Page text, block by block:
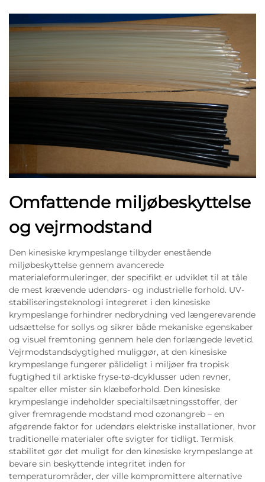
Omfattende miljøbeskyttelse
og vejrmodstand
Den kinesiske krympeslange tilbyder enestående
miljøbeskyttelse gennem avancerede
materialeformuleringer, der specifikt er udviklet til at tåle
de mest krævende udendørs- og industrielle forhold. UV-
stabiliseringsteknologi integreret i den kinesiske
krympeslange forhindrer nedbrydning ved længerevarende
udsættelse for sollys og sikrer både mekaniske egenskaber
og visuel fremtoning gennem hele den forlængede levetid.
Vejrmodstandsdygtighed muliggør, at den kinesiske
krympeslange fungerer pålideligt i miljøer fra tropisk
fugtighed til arktiske fryse-tø-dcyklusser uden revner,
spalter eller mister sin klæbeforhold. Den kinesiske
krympeslange indeholder specialtilsætningsstoffer, der
giver fremragende modstand mod ozonangreb – en
afgørende faktor for udendørs elektriske installationer, hvor
traditionelle materialer ofte svigter for tidligt. Termisk
stabilitet gør det muligt for den kinesiske krympeslange at
bevare sin beskyttende integritet inden for
temperaturområder, der ville kompromittere alternative